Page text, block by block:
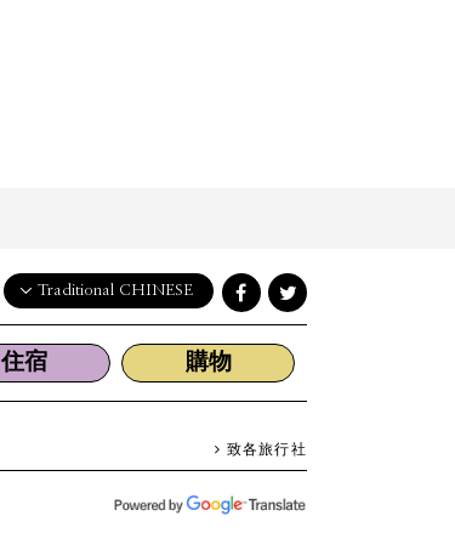
Traditional CHINESE
English
日本語
住宿 購物
致各旅行社